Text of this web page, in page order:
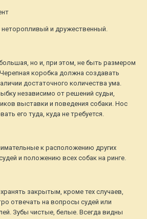
и дружественный.
но и, при этом, не быть размером
коробка должна создавать
достаточного количества ума.
независимо от решений судьи,
выставки и поведения собаки. Нос
его туда, куда не требуется.
к расположению других
и положению всех собак на ринге.
закрытым, кроме тех случаев,
отвечать на вопросы судей или
Зубы чистые, белые. Всегда видны